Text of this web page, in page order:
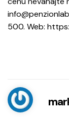
500. Web: